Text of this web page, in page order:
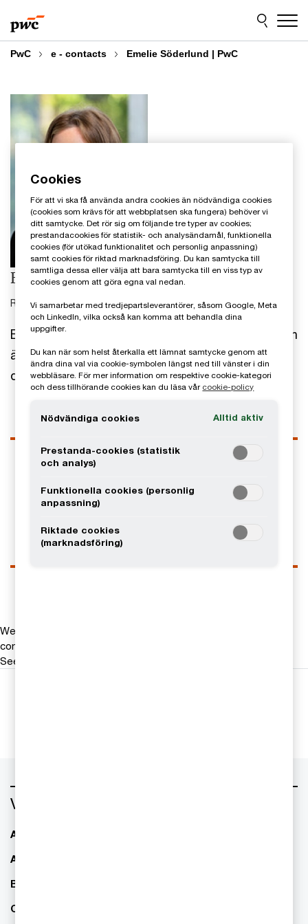
to
content
to
footer
PwC e - contacts Emelie Söderlund | PwC
Emelie Söderlund
Redovisningsspecialist, PwC Sverige
Emelie jobbar som redovisningsspecialist och hon
är även programledare för PwC podden "Från
debet till kredit".
Kontaktuppgifter
Email
LinkedIn
We help you meet tomorrow’s tech demands
compete at a speed that rewrites the rules
See how
Vad vill du ha hjälp med?
AI - Artificiell Intelligens
Allianser & partnerskap
Bolagsstyrning
CFO Services
Cookies
För att vi ska få använda andra cookies än nödvändiga cookies
(cookies som krävs för att webbplatsen ska fungera) behöver vi
ditt samtycke. Det rör sig om följande tre typer av cookies;
prestandacookies för statistik- och analysändamål, funktionella
cookies (för utökad funktionalitet och personlig anpassning)
samt cookies för riktad marknadsföring. Du kan samtycka till
samtliga dessa eller välja att bara samtycka till en viss typ av
cookies genom att göra egna val nedan.
Vi samarbetar med tredjepartsleverantörer, såsom Google, Meta
och LinkedIn, vilka också kan komma att behandla dina
uppgifter.
Du kan när som helst återkalla ett lämnat samtycke genom att
ändra dina val via cookie-symbolen längst ned till vänster i din
webbläsare. För mer information om respektive cookie-kategori
och dess tillhörande cookies kan du läsa vår cookie-policy
Nödvändiga cookies Alltid aktiv
Prestanda-cookies (statistik
och analys)
Funktionella cookies (personlig
anpassning)
Riktade cookies
(marknadsföring)